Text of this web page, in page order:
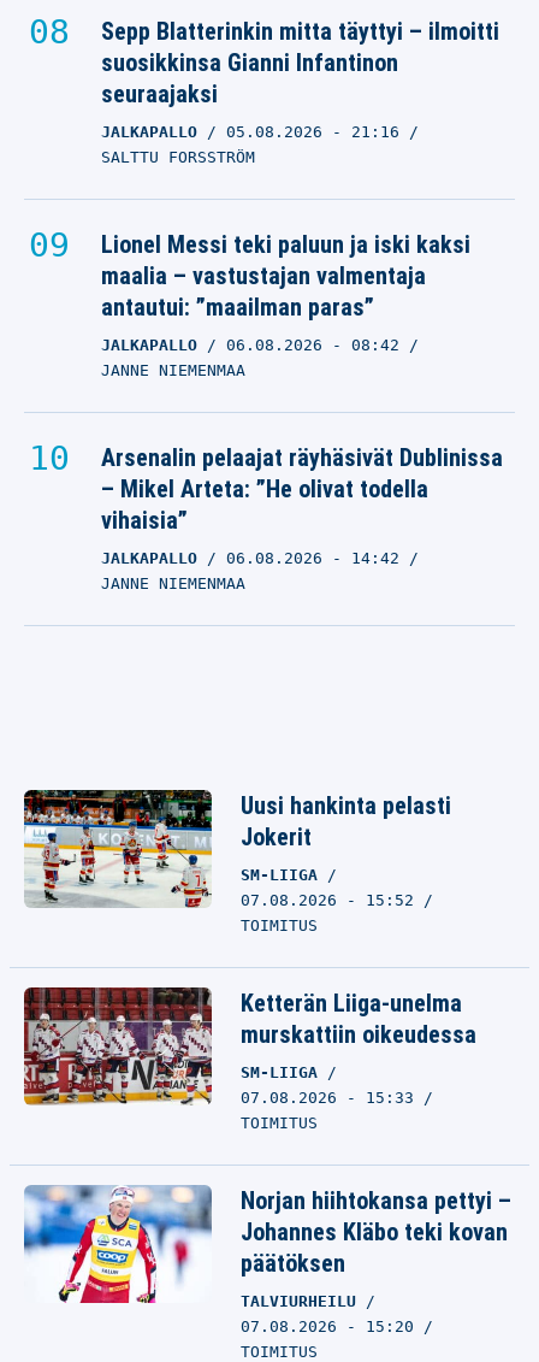
Sepp Blatterinkin mitta täyttyi – ilmoitti
suosikkinsa Gianni Infantinon
seuraajaksi
JALKAPALLO 05.08.2026 - 21:16
SALTTU FORSSTRÖM
Lionel Messi teki paluun ja iski kaksi
maalia – vastustajan valmentaja
antautui: ”maailman paras”
JALKAPALLO 06.08.2026 - 08:42
JANNE NIEMENMAA
Arsenalin pelaajat räyhäsivät Dublinissa
– Mikel Arteta: ”He olivat todella
vihaisia”
JALKAPALLO 06.08.2026 - 14:42
JANNE NIEMENMAA
Uusi hankinta pelasti
Jokerit
SM-LIIGA
07.08.2026 - 15:52
TOIMITUS
Ketterän Liiga-unelma
murskattiin oikeudessa
SM-LIIGA
07.08.2026 - 15:33
TOIMITUS
Norjan hiihtokansa pettyi –
Johannes Kläbo teki kovan
päätöksen
TALVIURHEILU
07.08.2026 - 15:20
TOIMITUS